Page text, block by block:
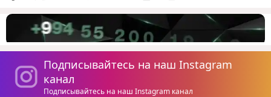
Подписывайтесь на наш Instagram
канал
Подписывайтесь на наш Instagram канал